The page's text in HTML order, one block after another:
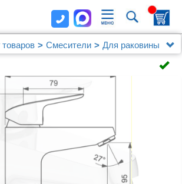
товаров Смесители
Для раковины
раковины Ideal Standard Ceraflex